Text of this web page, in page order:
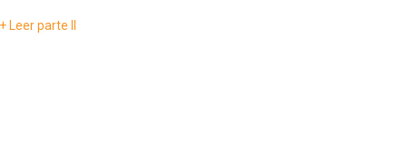
+ Leer parte II